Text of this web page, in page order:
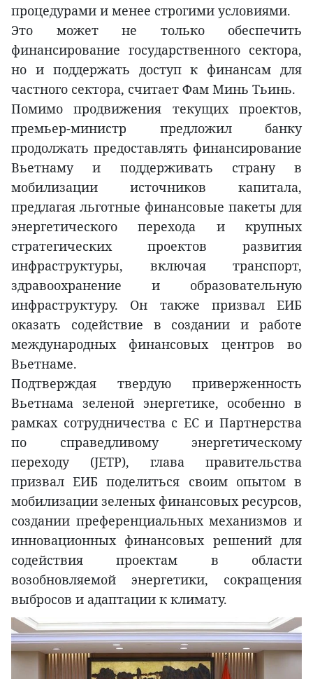
процедурами и менее строгими условиями.
Это может не только обеспечить
финансирование государственного сектора,
но и поддержать доступ к финансам для
частного сектора, считает Фам Минь Тьинь.
Помимо продвижения текущих проектов,
премьер-министр предложил банку
продолжать предоставлять финансирование
Вьетнаму и поддерживать страну в
мобилизации источников капитала,
предлагая льготные финансовые пакеты для
энергетического перехода и крупных
стратегических проектов развития
инфраструктуры, включая транспорт,
здравоохранение и образовательную
инфраструктуру. Он также призвал ЕИБ
оказать содействие в создании и работе
международных финансовых центров во
Вьетнаме.
Подтверждая твердую приверженность
Вьетнама зеленой энергетике, особенно в
рамках сотрудничества с ЕС и Партнерства
по справедливому энергетическому
переходу (JETP), глава правительства
призвал ЕИБ поделиться своим опытом в
мобилизации зеленых финансовых ресурсов,
создании преференциальных механизмов и
инновационных финансовых решений для
содействия проектам в области
возобновляемой энергетики, сокращения
выбросов и адаптации к климату.